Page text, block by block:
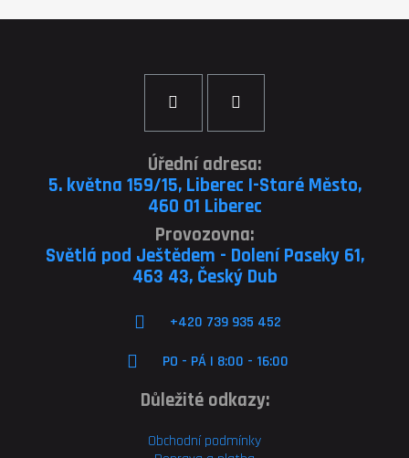
Úřední adresa:
5. května 159/15, Liberec I-Staré Město,
460 01 Liberec
Provozovna:
Světlá pod Ještědem - Dolení Paseky 61,
463 43, Český Dub
+420 739 935 452
PO - PÁ | 8:00 - 16:00
Důležité odkazy:
Obchodní podmínky